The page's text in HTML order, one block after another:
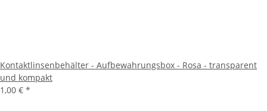
Kontaktlinsenbehälter - Aufbewahrungsbox - Rosa - transparent
und kompakt
1,00 € *